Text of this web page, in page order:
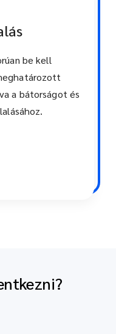
be kell
a bátorságot és